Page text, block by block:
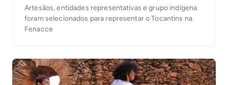
Artesãos, entidades representativas e grupo indígena
foram selecionados para representar o Tocantins na
Fenacce